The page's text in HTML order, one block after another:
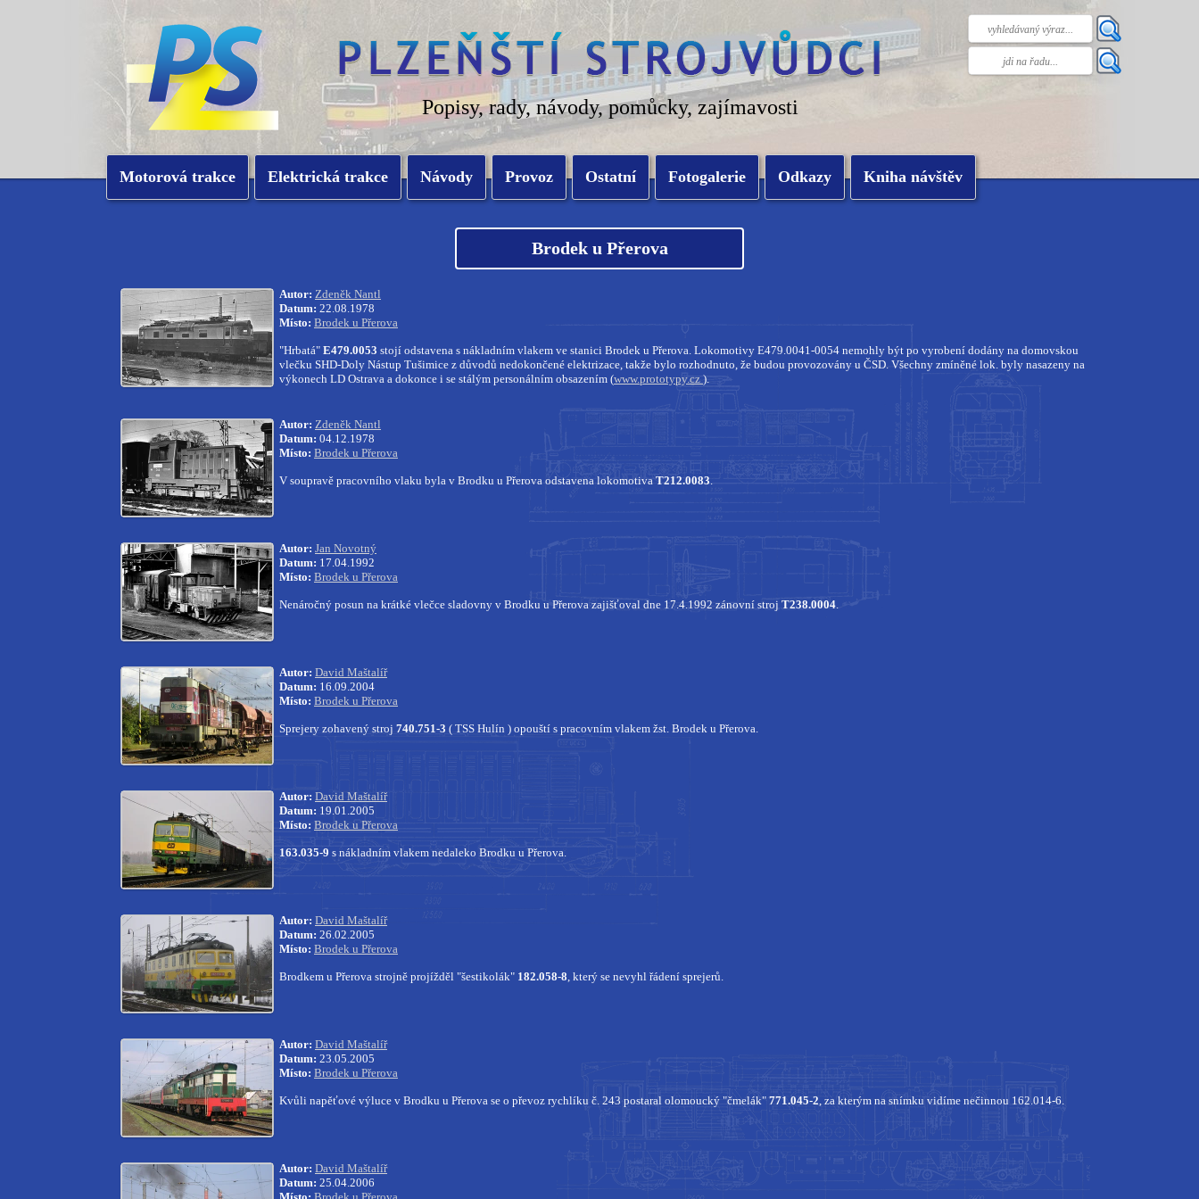
Popisy, rady, návody, pomůcky, zajímavosti
Motorová trakce Elektrická trakce Návody Provoz Ostatní Fotogalerie Odkazy Kniha návštěv
Brodek u Přerova
Autor: Zdeněk Nantl
Datum: 22.08.1978
Místo: Brodek u Přerova
"Hrbatá" E479.0053 stojí odstavena s nákladním vlakem ve stanici Brodek u Přerova. Lokomotivy E479.0041-0054 nemohly být po vyrobení dodány na domovskou
vlečku SHD-Doly Nástup Tušimice z důvodů nedokončené elektrizace, takže bylo rozhodnuto, že budou provozovány u ČSD. Všechny zmíněné lok. byly nasazeny na
výkonech LD Ostrava a dokonce i se stálým personálním obsazením (www.prototypy.cz ).
Autor: Zdeněk Nantl
Datum: 04.12.1978
Místo: Brodek u Přerova
V soupravě pracovního vlaku byla v Brodku u Přerova odstavena lokomotiva T212.0083.
Autor: Jan Novotný
Datum: 17.04.1992
Místo: Brodek u Přerova
Nenáročný posun na krátké vlečce sladovny v Brodku u Přerova zajišťoval dne 17.4.1992 zánovní stroj T238.0004.
Autor: David Maštalíř
Datum: 16.09.2004
Místo: Brodek u Přerova
Sprejery zohavený stroj 740.751-3 ( TSS Hulín ) opouští s pracovním vlakem žst. Brodek u Přerova.
Autor: David Maštalíř
Datum: 19.01.2005
Místo: Brodek u Přerova
163.035-9 s nákladním vlakem nedaleko Brodku u Přerova.
Autor: David Maštalíř
Datum: 26.02.2005
Místo: Brodek u Přerova
Brodkem u Přerova strojně projížděl "šestikolák" 182.058-8, který se nevyhl řádení sprejerů.
Autor: David Maštalíř
Datum: 23.05.2005
Místo: Brodek u Přerova
Kvůli napěťové výluce v Brodku u Přerova se o převoz rychlíku č. 243 postaral olomoucký "čmelák" 771.045-2, za kterým na snímku vidíme nečinnou 162.014-6.
Autor: David Maštalíř
Datum: 25.04.2006